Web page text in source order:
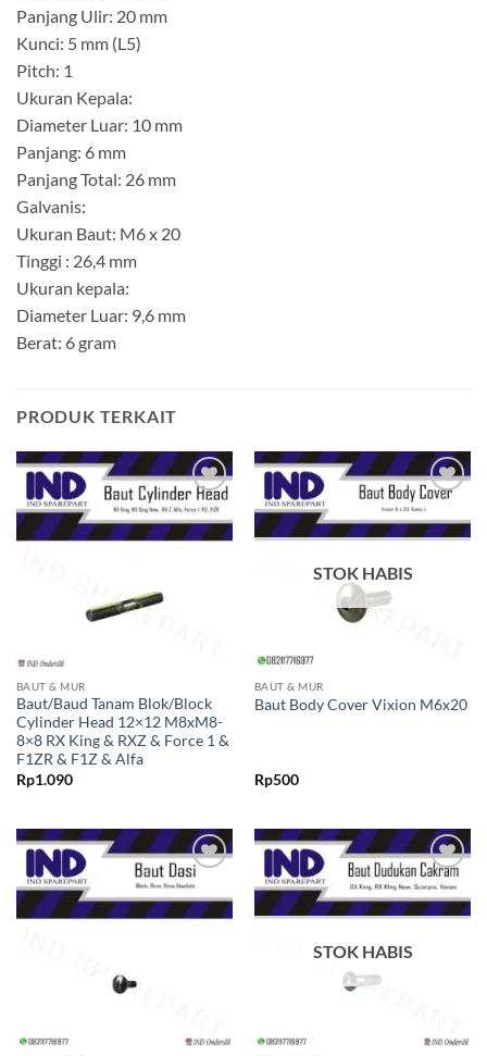
Panjang Ulir: 20 mm
Kunci: 5 mm (L5)
Pitch: 1
Ukuran Kepala:
Diameter Luar: 10 mm
Panjang: 6 mm
Panjang Total: 26 mm
Galvanis:
Ukuran Baut: M6 x 20
Tinggi : 26,4 mm
Ukuran kepala:
Diameter Luar: 9,6 mm
Berat: 6 gram
PRODUK TERKAIT
Tambahkan
ke Wishlist
BAUT & MUR
Baut/Baud Tanam Blok/Block
Cylinder Head 12×12 M8xM8-
8×8 RX King & RXZ & Force 1 &
F1ZR & F1Z & Alfa
Rp1.090
Tambahkan
ke Wishlist
STOK HABIS
BAUT & MUR
Baut Body Cover Vixion M6x20
Rp500
Tambahkan
ke Wishlist
Tambahkan
ke Wishlist
STOK HABIS